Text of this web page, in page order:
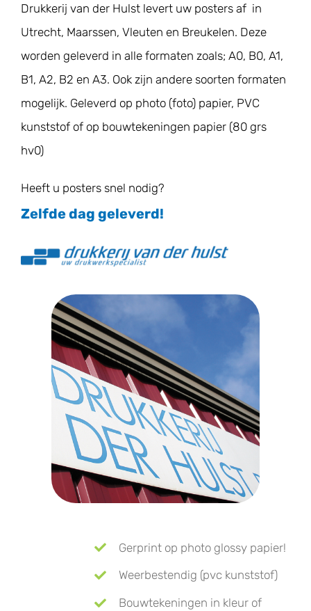
Geboortekaartjes
Trouwkaarten
Drukkerij van der Hulst levert uw posters af in
Utrecht, Maarssen, Vleuten en Breukelen. Deze
worden geleverd in alle formaten zoals; A0, B0, A1,
B1, A2, B2 en A3. Ook zijn andere soorten formaten
mogelijk. Geleverd op photo (foto) papier, PVC
kunststof of op bouwtekeningen papier (80 grs
hv0)
Heeft u posters snel nodig?
Zelfde dag geleverd!
Gerprint op photo glossy papier!
Weerbestendig (pvc kunststof)
Bouwtekeningen in kleur of